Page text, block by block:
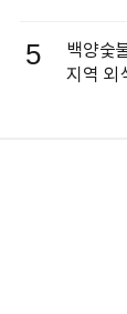
5
백양숯
지역 외